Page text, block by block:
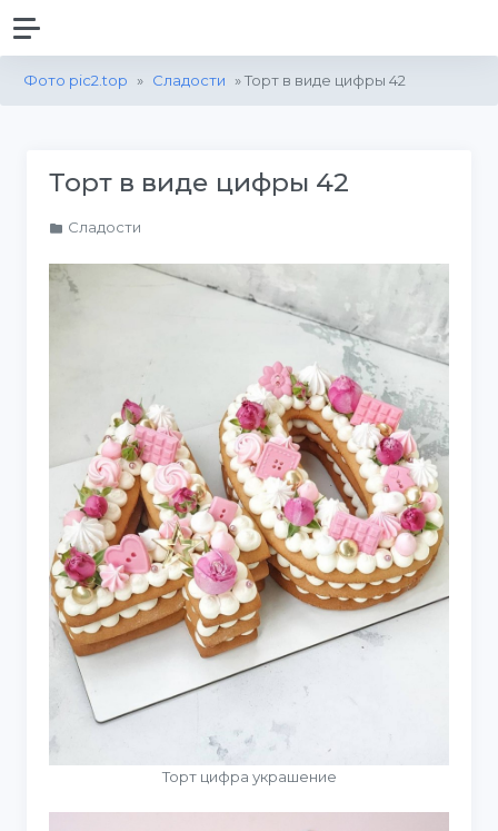
Фото pic2.top » Сладости » Торт в виде цифры 42
Торт в виде цифры 42
Сладости
Торт цифра украшение